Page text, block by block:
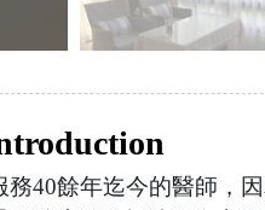
務40餘年迄今的醫師，